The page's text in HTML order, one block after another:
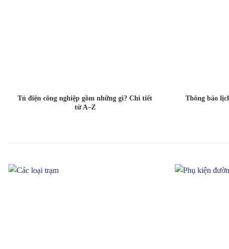
Tủ điện công nghiệp gồm những gì? Chi tiết
từ A–Z
Thông báo